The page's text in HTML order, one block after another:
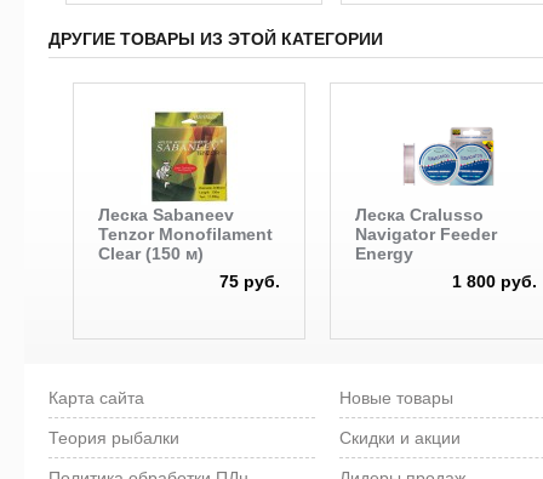
ДРУГИЕ ТОВАРЫ ИЗ ЭТОЙ КАТЕГОРИИ
Леска Sabaneev
Tenzor Monofilament
Clear (150 м)
75 руб.
Леска Cralusso
Navigator Feeder
Energy
1 800 руб.
Карта сайта
Теория рыбалки
Новые товары
Скидки и акции